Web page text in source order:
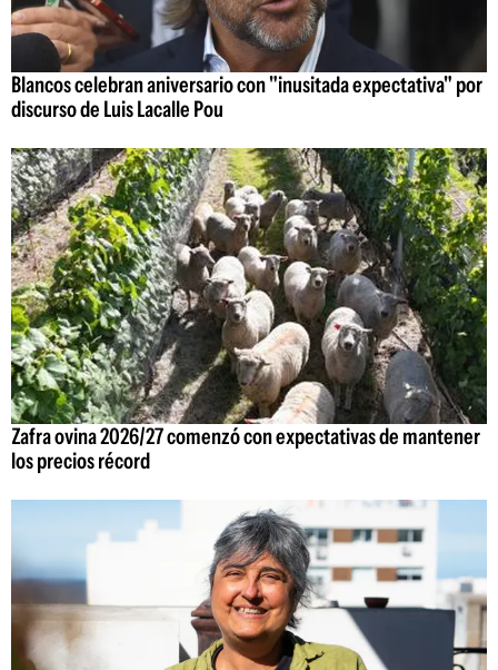
Blancos celebran aniversario con "inusitada expectativa" por
discurso de Luis Lacalle Pou
Zafra ovina 2026/27 comenzó con expectativas de mantener
los precios récord